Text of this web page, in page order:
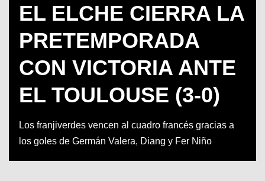
EL ELCHE CIERRA LA
PRETEMPORADA
CON VICTORIA ANTE
EL TOULOUSE (3-0)
Los franjiverdes vencen al cuadro francés gracias a
los goles de Germán Valera, Diang y Fer Niño